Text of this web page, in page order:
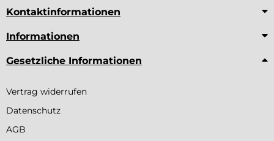
Kontaktinformationen
Informationen
Gesetzliche Informationen
Vertrag widerrufen
Datenschutz
AGB